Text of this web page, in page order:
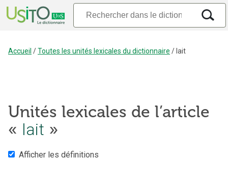
Accueil /Toutes les unités lexicales du dictionnaire / lait
Unités lexicales de l’article
« lait »
Afficher les définitions